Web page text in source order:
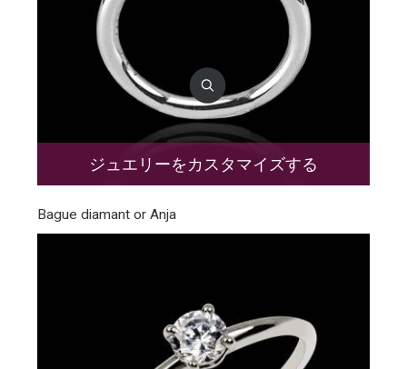
ジュエリーをカスタマイズする
Bague diamant or Anja